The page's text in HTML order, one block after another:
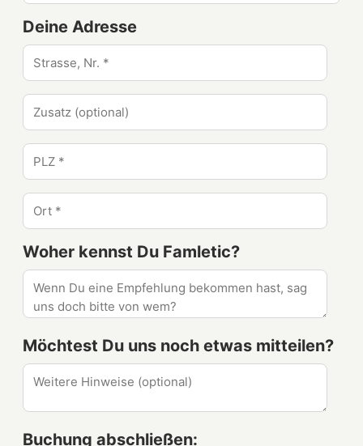
+49
Deine Adresse
Woher kennst Du Famletic?
Möchtest Du uns noch etwas mitteilen?
Buchung abschließen: